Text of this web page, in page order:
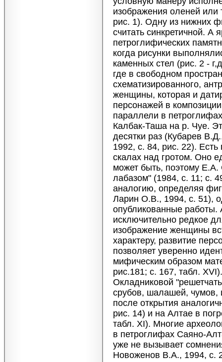
изображения оленей
рис. 1). Одну из нижних
считать синкретичной. А
петроглифических
когда рисунки
каменных стел (рис. 2 -
где в свободном
схематизированного,
женщины, которая и
персонажей в
параллели в
Калбак-Таша на р. Чуе.
десятки раз (Кубарев
1992, с. 84, рис. 22).
скалах над гротом. Оно
может быть, поэтому Е.А.
лабазом" (1984, с. 11; с.
аналогию, определяя
Ларин О.В., 1994, с. 51),
опубликованные работы.
исключительно редкое
изображение женщины
характеру, развитие
позволяет уверенно
мифическим образом
рис.181; с. 167, табл.
Окладниковой
срубов, шалашей, чумов,
после открытия
рис. 14) и на Алтае в
табл. XI). Многие
в петроглифах Саяно-
уже не вызывает
Новоженов В.А., 1994, с.